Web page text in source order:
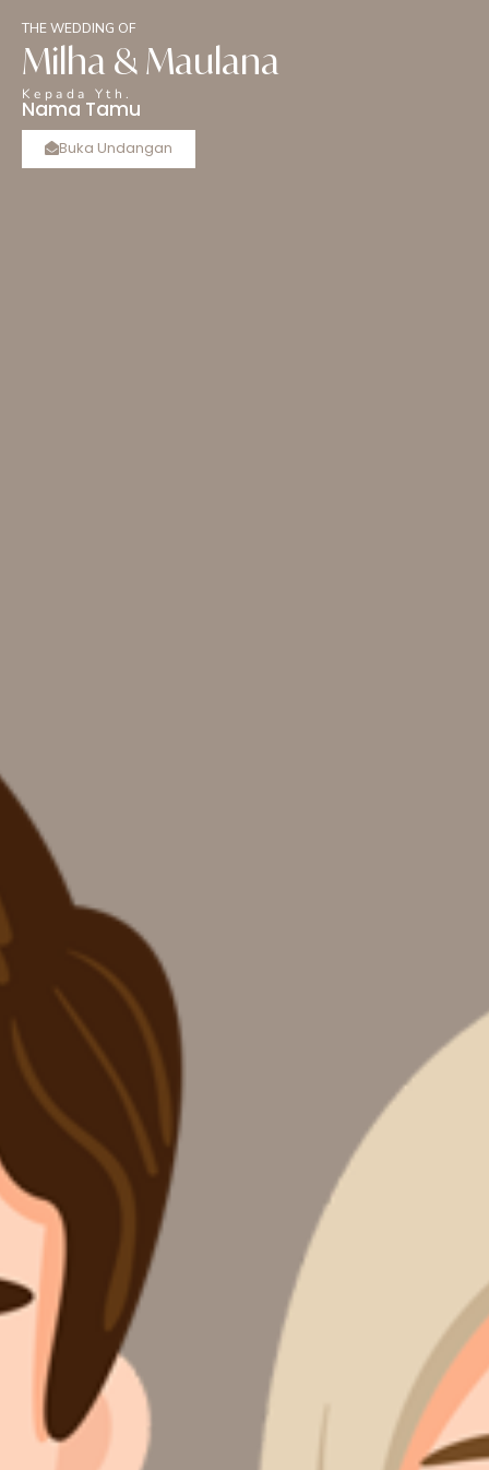
THE WEDDING OF
Milha & Maulana
Kepada Yth.
Nama Tamu
Buka Undangan
The Wedding of
Milha & Maulana
Minggu, 07 Juni 2026
Save The Date